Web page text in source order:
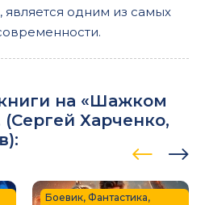
, является одним из самых
на «Шажком
(Сергей Харченко,
):
Боевик, Фантастика,